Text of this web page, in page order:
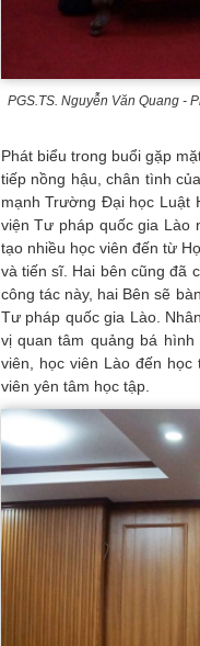
PGS.TS. Nguyễn Văn Quang -
Phát biểu trong buổi gặp
tiếp nồng hậu, chân tình
mạnh Trường Đại học Luật
viện Tư pháp quốc gia Lào
tạo nhiều học viên đến từ
và tiến sĩ. Hai bên cũng đã
công tác này, hai Bên sẽ
Tư pháp quốc gia Lào.
vị quan tâm quảng bá
viên, học viên Lào đến
viên yên tâm học tập.